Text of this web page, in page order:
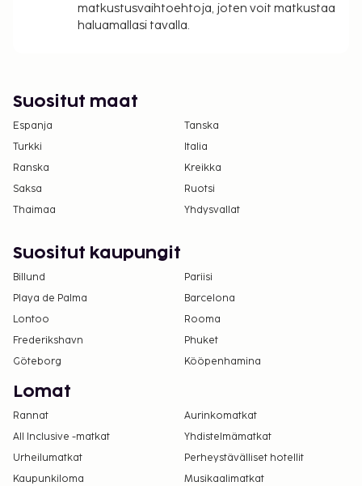
matkustusvaihtoehtoja, joten voit matkustaa
haluamallasi tavalla.
Suositut maat
Espanja
Tanska
Turkki
Italia
Ranska
Kreikka
Saksa
Ruotsi
Thaimaa
Yhdysvallat
Suositut kaupungit
Billund
Pariisi
Playa de Palma
Barcelona
Lontoo
Rooma
Frederikshavn
Phuket
Göteborg
Kööpenhamina
Lomat
Rannat
Aurinkomatkat
All Inclusive -matkat
Yhdistelmämatkat
Urheilumatkat
Perheystävälliset hotellit
Kaupunkiloma
Musikaalimatkat